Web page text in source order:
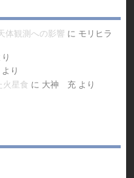
体観測への影響 に モリヒラ
より
火星食 に 大神 充より